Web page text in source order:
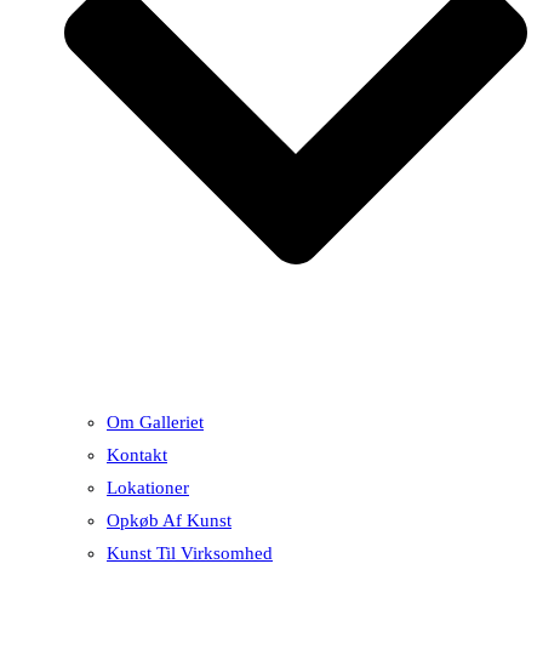
Om Galleriet
Kontakt
Lokationer
Opkøb Af Kunst
Kunst Til Virksomhed